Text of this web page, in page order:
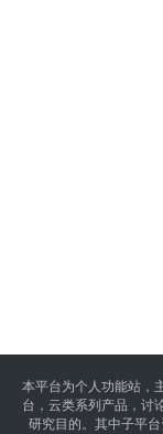
本平台为个人功能站，
台，云类系列产品，讨
研究目的。其中子平